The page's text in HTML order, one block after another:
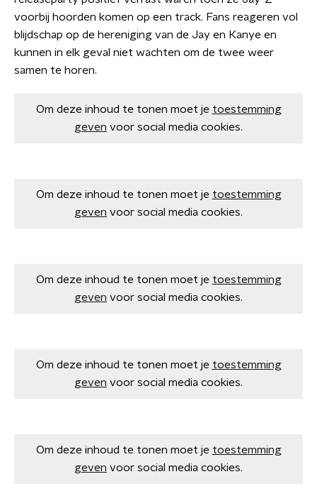
voorbij hoorden komen op een track. Fans reageren vol
blijdschap op de hereniging van de Jay en Kanye en
kunnen in elk geval niet wachten om de twee weer
samen te horen.
Om deze inhoud te tonen moet je toestemming
geven voor social media cookies.
Om deze inhoud te tonen moet je toestemming
geven voor social media cookies.
Om deze inhoud te tonen moet je toestemming
geven voor social media cookies.
Om deze inhoud te tonen moet je toestemming
geven voor social media cookies.
Om deze inhoud te tonen moet je toestemming
geven voor social media cookies.